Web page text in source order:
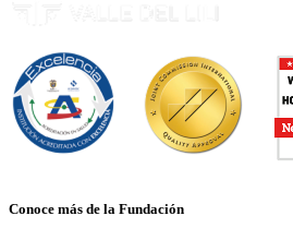
Conoce más de la Fundación